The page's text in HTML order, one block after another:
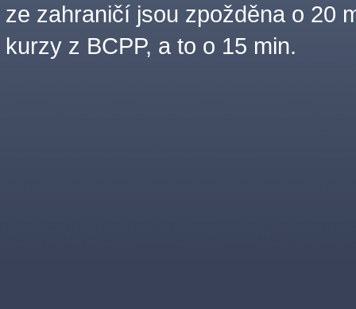
ze zahraničí jsou zpožděna o 20
kurzy z BCPP, a to o 15 min.